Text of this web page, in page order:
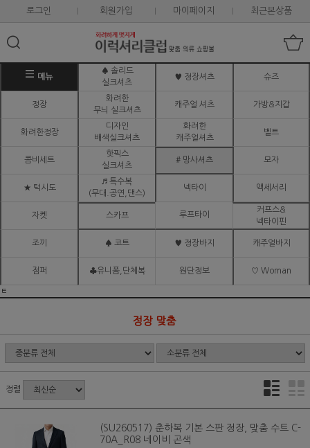
로그인 회원가입 마이페이지 최근본상품
메뉴
♠ 솔리드
실크셔츠
♥ 정장셔츠 슈즈
정장
화려한
무늬 실크셔츠
캐주얼 셔츠 가방&지갑
화려한정장
디자인
배색실크셔츠
화려한
캐주얼셔츠
벨트
콤비세트
핫픽스
실크셔츠
# 망사셔츠 모자
★ 턱시도
♬ 특수복
(무대.공연,댄스)
넥타이 액세서리
자켓 스카프 루프타이
커프스&
넥타이핀
조끼 ♠ 코트 ♥ 정장바지 캐주얼바지
점퍼 ♣유니폼,단체복 원단정보 ♡ Woman
ㅌ
정장 맞춤
정렬
(SU260517) 춘하복 기본 스판 정장, 맞춤 수트 C-
70A_R08 네이비 곤색